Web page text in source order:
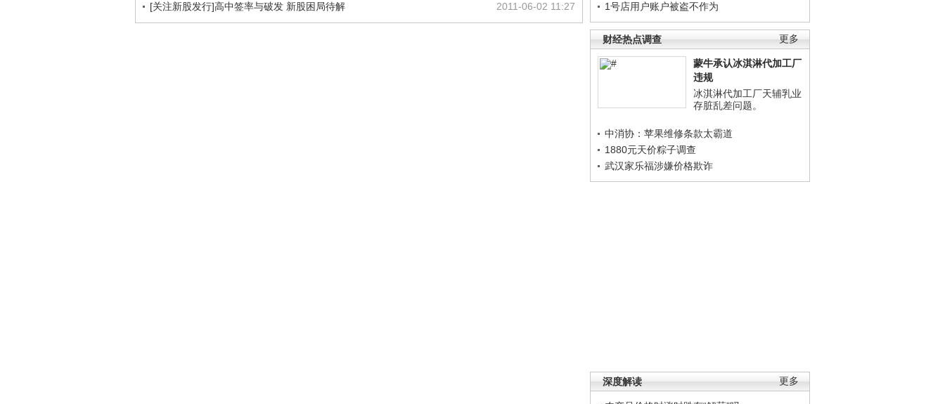
1号店用户账户被盗不作为
更多
财经热点调查
蒙牛承认冰淇淋代加工厂
违规
冰淇淋代加工厂天辅乳业
存脏乱差问题。
中消协：苹果维修条款太霸道
1880元天价粽子调查
武汉家乐福涉嫌价格欺诈
更多
深度解读
2011-06-02 11:27
[关注新股发行]高中签率与破发 新股困局待解